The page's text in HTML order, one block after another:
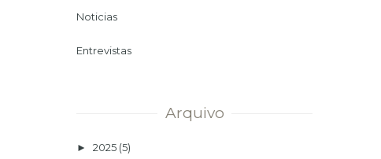
Noticias
Entrevistas
Arquivo
► 2025 (5)